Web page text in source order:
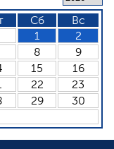
Сб
Вс
1
2
8
9
15
16
22
23
29
30